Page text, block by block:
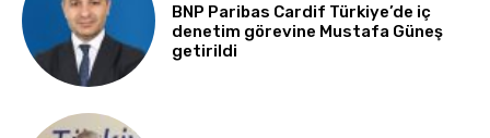
BNP Paribas Cardif Türkiye’de iç
denetim görevine Mustafa Güneş
getirildi